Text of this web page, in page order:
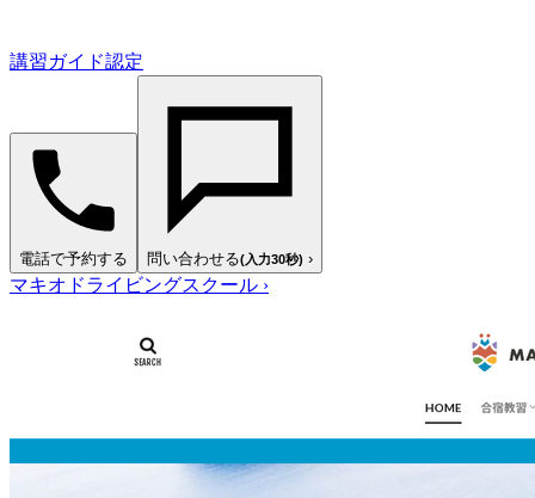
講習ガイド認定
電話で予約する 問い合わせる(入力30秒) ›
マキオドライビングスクール ›